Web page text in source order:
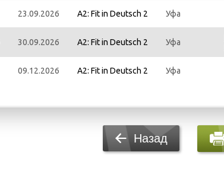
23.09.2026 A2: Fit in Deutsch 2 Уфа
30.09.2026 A2: Fit in Deutsch 2 Уфа
09.12.2026 A2: Fit in Deutsch 2 Уфа
Назад